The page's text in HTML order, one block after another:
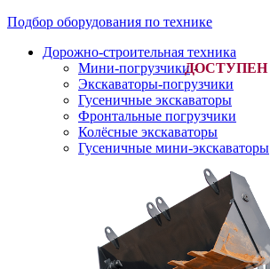
Подбор оборудования по технике
Дорожно-строительная техника
Мини-погрузчики-
Экскаваторы-погрузчики
Гусеничные экскаваторы
Фронтальные погрузчики
Колёсные экскаваторы
Гусеничные мини-экскаваторы